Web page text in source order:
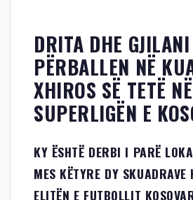
DRITA DHE
PËRBALLEN NË
XHIROS SË TETË
SUPERLIGËN E
KY ËSHTË DERBI I PARË
MES KËTYRE DY SKUADRAVE
ELITËN E FUTBOLLIT